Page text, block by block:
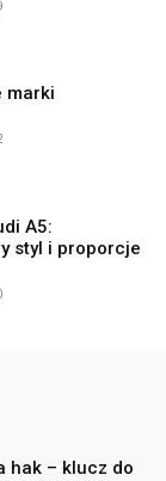
marki
A5:
styl i proporcje
hak – klucz do